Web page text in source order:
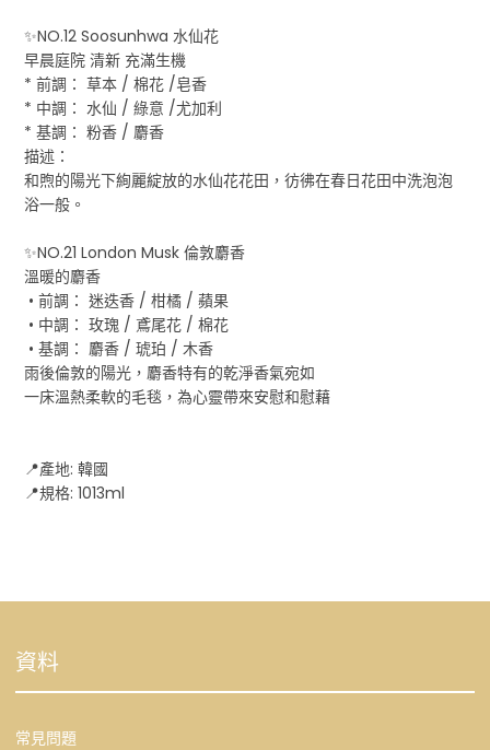
✨NO.12 Soosunhwa 水仙花
早晨庭院 清新 充滿生機
* 前調： 草本 / 棉花 /皂香
* 中調： 水仙 / 綠意 /尤加利
* 基調： 粉香 / 麝香
描述：
和煦的陽光下絢麗綻放的水仙花花田，彷彿在春日花田中洗泡泡
浴一般。
✨NO.21 London Musk 倫敦麝香
溫暖的麝香
• 前調： 迷迭香 / 柑橘 / 蘋果
• 中調： 玫瑰 / 鳶尾花 / 棉花
• 基調： 麝香 / 琥珀 / 木香
雨後倫敦的陽光，麝香特有的乾淨香氣宛如
一床溫熱柔軟的毛毯，為心靈帶來安慰和慰藉
📍產地: 韓國
📍規格: 1013ml
資料
常見問題